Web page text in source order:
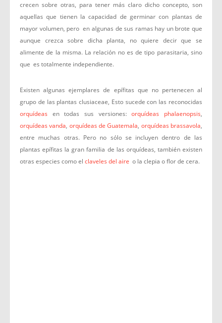
crecen sobre otras, para tener más claro dicho concepto, son
aquellas que tienen la capacidad de germinar con plantas de
mayor volumen, pero en algunas de sus ramas hay un brote que
aunque crezca sobre dicha planta, no quiere decir que se
alimente de la misma. La relación no es de tipo parasitaria, sino
que es totalmente independiente.
Existen algunas ejemplares de epífitas que no pertenecen al
grupo de las plantas clusiaceae, Esto sucede con las reconocidas
orquídeas en todas sus versiones:orquídeas phalaenopsis,
orquídeas vanda, orquídeas de Guatemala, orquídeas brassavola,
entre muchas otras. Pero no sólo se incluyen dentro de las
plantas epífitas la gran familia de las orquídeas, también existen
otras especies como el claveles del aire o la clepia o flor de cera.